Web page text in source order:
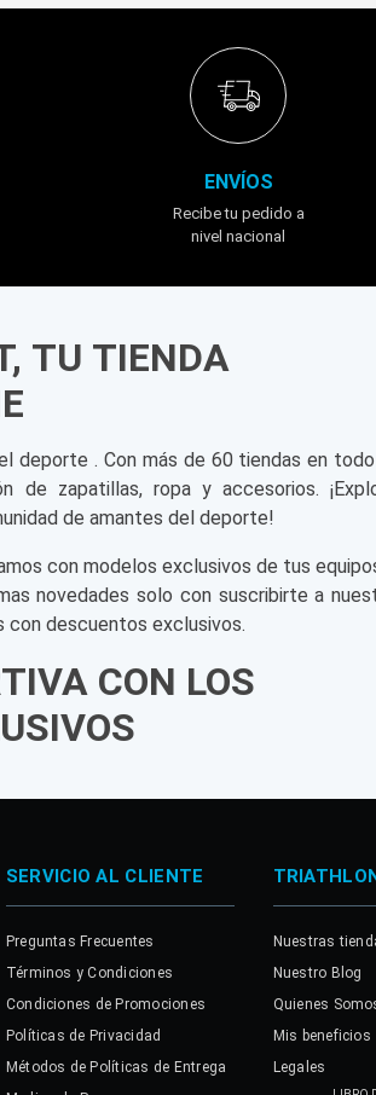
ENVÍOS
Recibe tu pedido a
nivel nacional
TU TIENDA
deporte . Con más de 60 tiendas en todo
de zapatillas, ropa y accesorios.
de amantes del deporte!
con modelos exclusivos de tus
novedades solo con suscribirte a
con descuentos exclusivos.
CON LOS
SERVICIO AL CLIENTE
Preguntas Frecuentes
Términos y Condiciones
Condiciones de Promociones
Políticas de Privacidad
Métodos de Políticas de Entrega
Nuestras
Nuestro Blog
Quienes
Mis beneficios
Legales